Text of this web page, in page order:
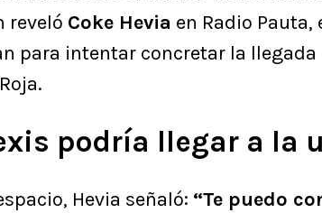
reveló Coke Hevia en Radio
para intentar concretar la
podría llegar a la
Hevia señaló: “Te puedo